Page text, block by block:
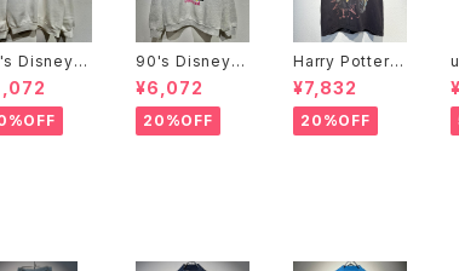
Disney s
90's Disney s
weat
¥6,072
20%OFF
Harry Potter u
sed print tee
¥7,832
20%OFF